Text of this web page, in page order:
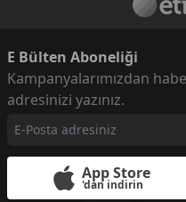
E Bülten Aboneliği
Kampanyalarımızdan
adresinizi yazınız.
App Store
'dan indirin